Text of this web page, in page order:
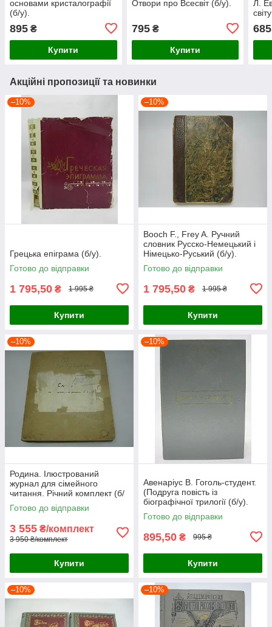
основами кристалографії
(б/у).
895 ₴
Купити
Отвори про Всесвіт (б/у).
795₴
Купити
Л.
685
Акційні пропозиції та новинки
–10%
Грецька епіграма (б/у).
Готово до відправки
1 795,50 ₴ 1 995 ₴
Купити
–10%
Booch F., Frey A. Ручний
словник Русско-Немецький і
Німецько-Руський (б/у).
Готово до відправки
1 795,50 ₴ 1 995 ₴
Купити
–10%
Родина. Ілюстрований
журнал для сімейного
читання. Річний комплект (б/
у).
Готово до відправки
3 555 ₴/комплект
3 950 ₴/комплект
Купити
–10%
Авенаріус В. Гоголь-студент.
(Подруга повість із
біографічної трилогії (б/у).
Готово до відправки
895,50 ₴ 995 ₴
Купити
–10% –10%